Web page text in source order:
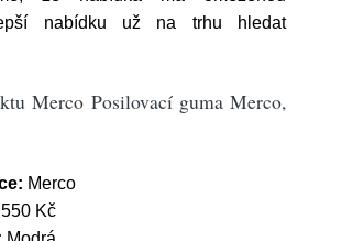
nabídku už na trhu hledat
Merco Posilovací guma Merco,
Merco
550 Kč